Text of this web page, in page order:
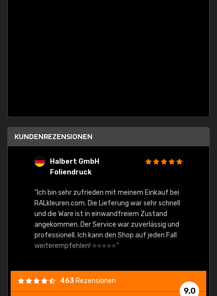
KUNDENREZENSIONEN
Halbert GmbH
Foliendruck
"Ich bin sehr zufrieden mit meinem Einkauf bei
RALkleuren.com. Die Lieferung war sehr schnell
und die Ware ist in einwandfreiem Zustand
angekommen. Der Service war zuverlässig und
professionell. Ich kann den Shop auf jeden Fall
weiterempfehlen! ⭐⭐⭐⭐⭐"
9,0
463 Rezensionen